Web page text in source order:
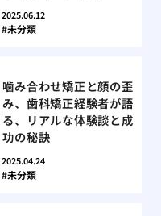
2025.06.12
未分類
噛み合わせ矯正と顔の歪
み、歯科矯正経験者が語
る、リアルな体験談と成
功の秘訣
2025.04.24
未分類